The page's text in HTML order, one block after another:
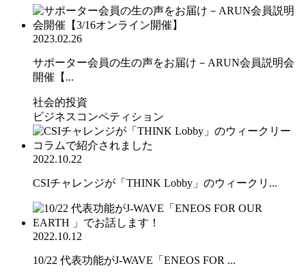
2023.02.26
サポーター会員の生の声をお届け－ARUN会員説明会
開催【...
社会的投資
ビジネスコンペティション
2022.10.22
CSIチャレンジが「THINK Lobby」のウィークリ...
2022.10.12
10/22 代表功能がJ-WAVE「ENEOS FOR ...